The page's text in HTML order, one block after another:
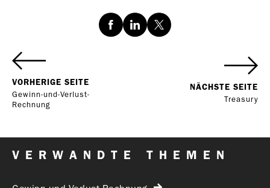
FacebookLinkedInTwitter
VORHERIGE SEITE
Gewinn-und-Verlust-
Rechnung
NÄCHSTE SEITE
Treasury
VERWANDTE THEMEN